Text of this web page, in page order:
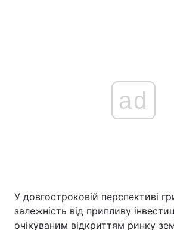
ad
У довгостроковій перспективі
залежність від припливу
очікуваним відкриттям ринку